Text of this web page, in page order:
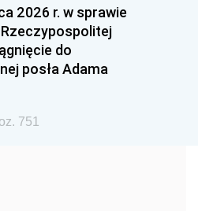
1991
1985
2026 r. w sprawie
do
posła Adama
751